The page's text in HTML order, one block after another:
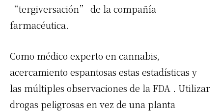
“tergiversación” de la compañía
farmacéutica.
Como médico experto en cannabis,
acercamiento espantosas estas estadísticas y
las múltiples observaciones de laFDA . Utilizar
drogas peligrosas en vez de una planta